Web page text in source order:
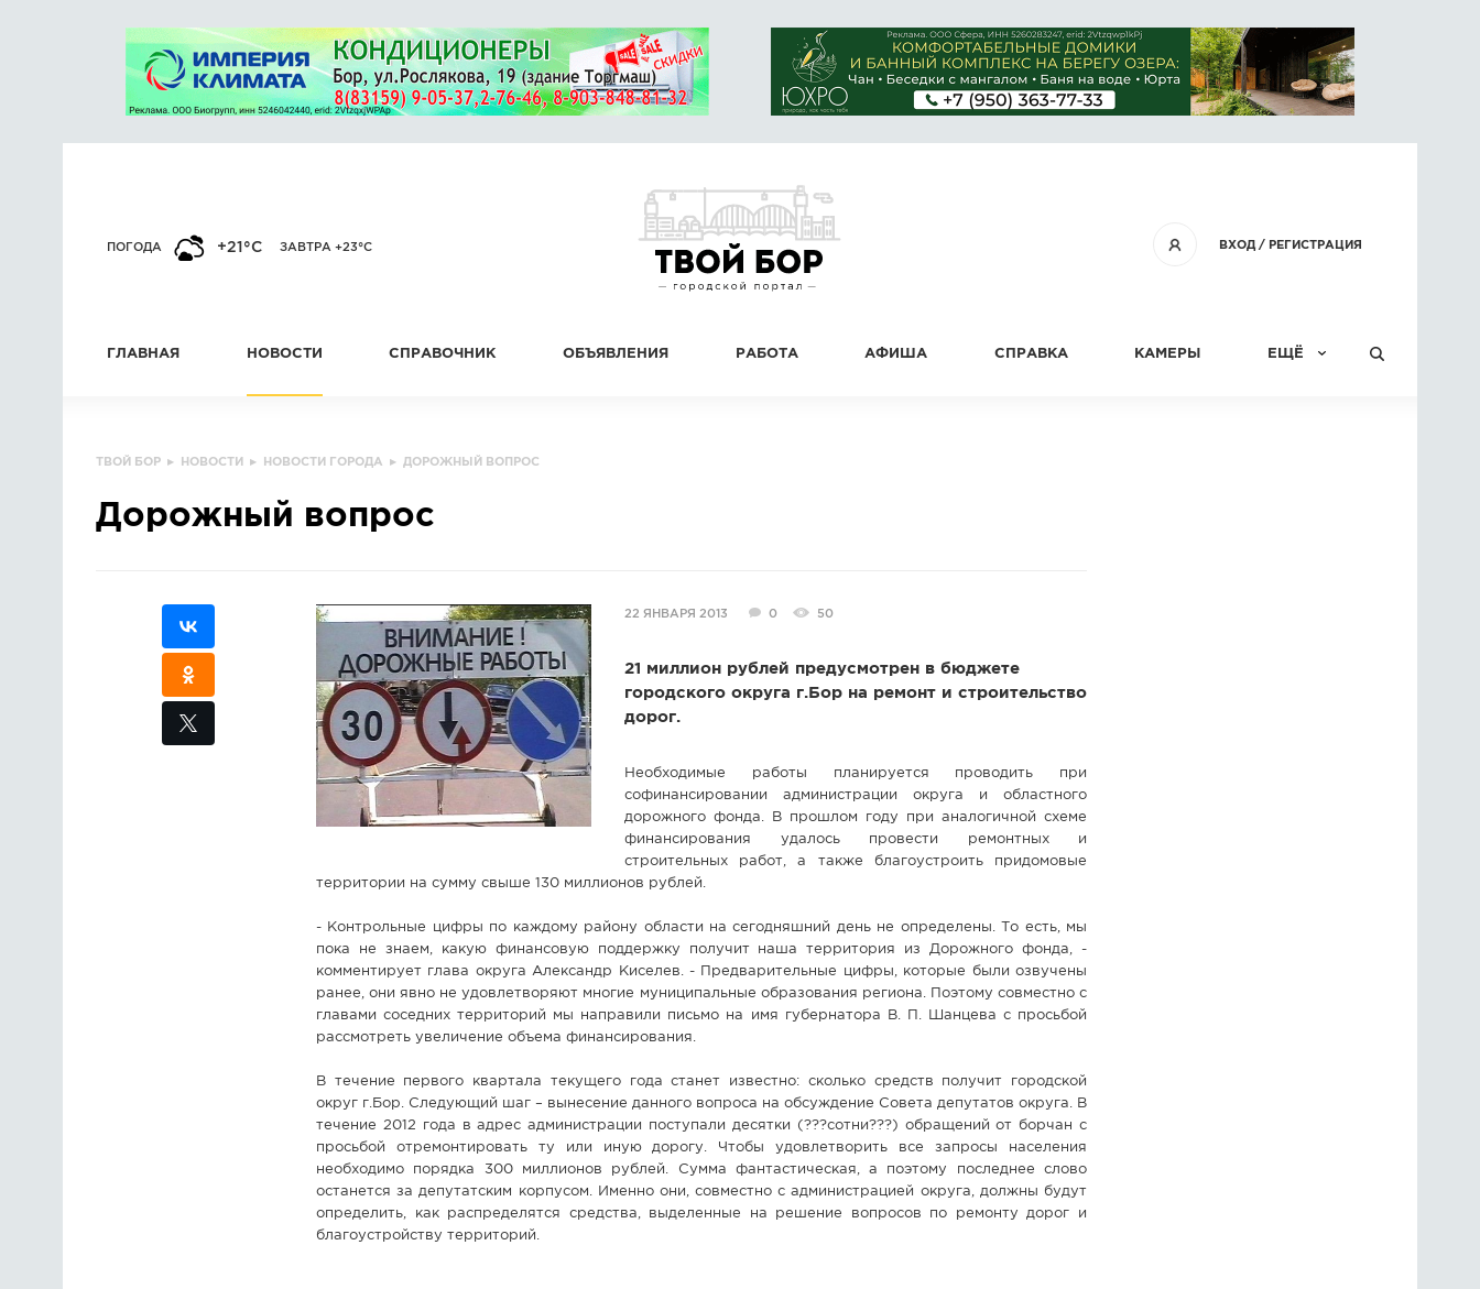
ВХОД/ РЕГИСТРАЦИЯ
ПОГОДА +21°C ЗАВТРА +23°C
ГЛАВНАЯ НОВОСТИ СПРАВОЧНИК ОБЪЯВЛЕНИЯ РАБОТА АФИША СПРАВКА КАМЕРЫ ЕЩЁ
ТВОЙ БОР ▸ НОВОСТИ ▸ НОВОСТИ ГОРОДА ▸ ДОРОЖНЫЙ ВОПРОС
Дорожный вопрос
22 ЯНВАРЯ 2013 0 50
21 миллион рублей предусмотрен в бюджете
городского округа г.Бор на ремонт и строительство
дорог.
Необходимые работы планируется проводить при
софинансировании администрации округа и областного
дорожного фонда. В прошлом году при аналогичной схеме
финансирования удалось провести ремонтных и
строительных работ, а также благоустроить придомовые
территории на сумму свыше 130 миллионов рублей.
- Контрольные цифры по каждому району области на сегодняшний день не определены. То есть, мы
пока не знаем, какую финансовую поддержку получит наша территория из Дорожного фонда, -
комментирует глава округа Александр Киселев. - Предварительные цифры, которые были озвучены
ранее, они явно не удовлетворяют многие муниципальные образования региона. Поэтому совместно с
главами соседних территорий мы направили письмо на имя губернатора В. П. Шанцева с просьбой
рассмотреть увеличение объема финансирования.
В течение первого квартала текущего года станет известно: сколько средств получит городской
округ г.Бор. Следующий шаг – вынесение данного вопроса на обсуждение Совета депутатов округа. В
течение 2012 года в адрес администрации поступали десятки (???сотни???) обращений от борчан с
просьбой отремонтировать ту или иную дорогу. Чтобы удовлетворить все запросы населения
необходимо порядка 300 миллионов рублей. Сумма фантастическая, а поэтому последнее слово
останется за депутатским корпусом. Именно они, совместно с администрацией округа, должны будут
определить, как распределятся средства, выделенные на решение вопросов по ремонту дорог и
благоустройству территорий.